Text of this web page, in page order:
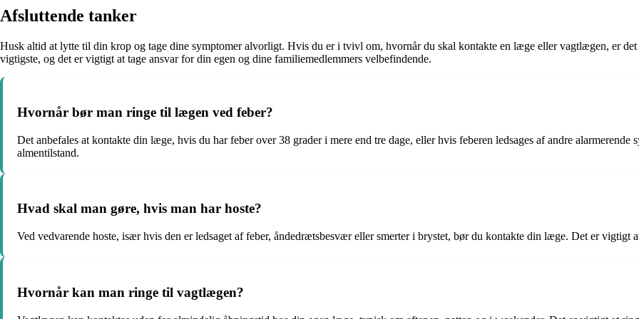
Afsluttende tanker
Husk altid at lytte til din krop og tage dine symptomer alvorligt. Hvis du er i tvivl om, hvornår du skal kontakte en læge eller vagtlægen, er
vigtigste, og det er vigtigt at tage ansvar for din egen og dine familiemedlemmers velbefindende.
Hvornår bør man ringe til lægen ved feber?
Det anbefales at kontakte din læge, hvis du har feber over 38 grader i mere end tre dage, eller hvis feberen ledsages af andre
almentilstand.
Hvad skal man gøre, hvis man har hoste?
Ved vedvarende hoste, især hvis den er ledsaget af feber, åndedrætsbesvær eller smerter i brystet, bør du kontakte din læge. Det er vigtigt
Hvornår kan man ringe til vagtlægen?